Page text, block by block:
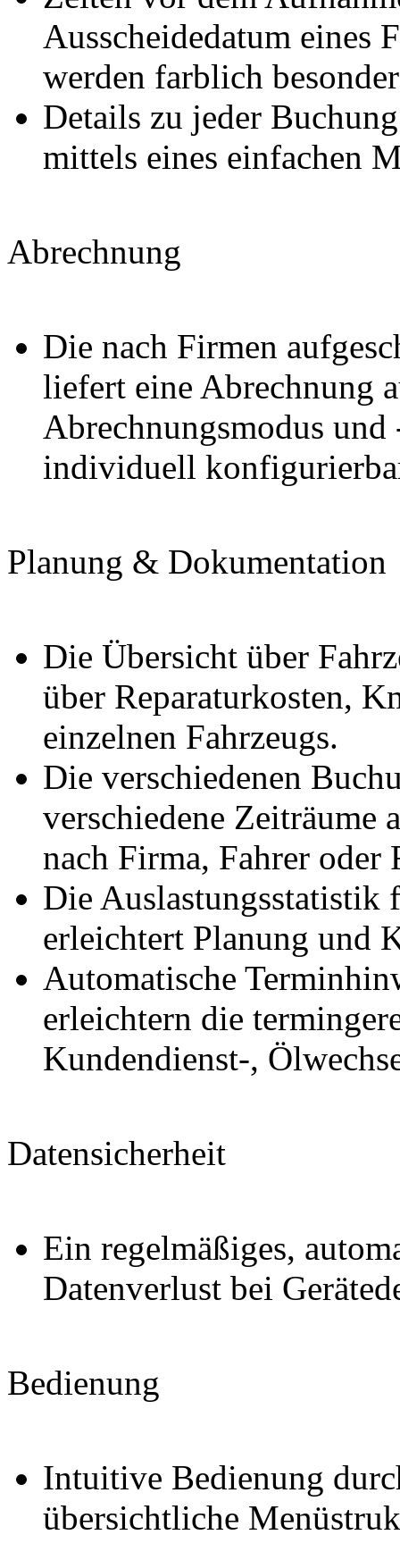
Ausscheidedatum eines
werden farblich
Details zu jeder
mittels eines einfachen
Abrechnung
Die nach Firmen
liefert eine Abrechnung
Abrechnungsmodus
individuell
Planung & Dokumentation
Die Übersicht über
über Reparaturkosten,
einzelnen Fahrzeugs.
Die verschiedenen
verschiedene Zeiträume
nach Firma, Fahrer oder
Die Auslastungsstatistik
erleichtert Planung und
Automatische
erleichtern die
Kundendienst-,
Datensicherheit
Ein regelmäßiges,
Datenverlust bei
Bedienung
Intuitive Bedienung
übersichtliche